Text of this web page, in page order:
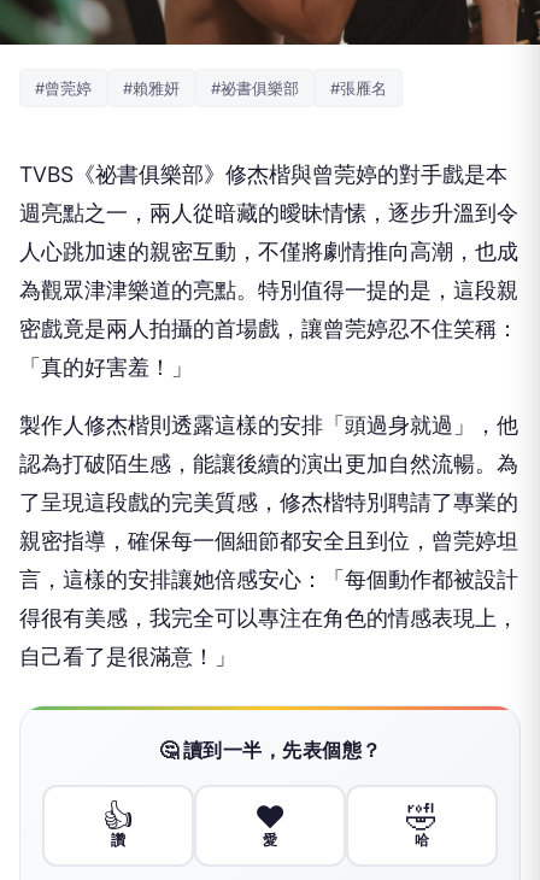
#曾莞婷 #賴雅妍 #祕書俱樂部 #張雁名
TVBS 《祕書俱樂部》修杰楷與曾莞婷的對手戲是本
週亮點之一， 兩人從暗藏的曖昧情愫，逐步升溫到令
人心跳加速的親密互動， 不僅將劇情推向高潮，也成
為觀眾津津樂道的亮點。 特別值得一提的是，這段親
密戲竟是兩人拍攝的首場戲， 讓曾莞婷忍不住笑稱：
「真的好害羞！」
製作人修杰楷則透露這樣的安排「頭過身就過」， 他
認為打破陌生感，能讓後續的演出更加自然流暢。 為
了呈現這段戲的完美質感，修杰楷特別聘請了專業的
親密指導， 確保每一個細節都安全且到位，曾莞婷坦
言， 這樣的安排讓她倍感安心：「每個動作都被設計
得很有美感， 我完全可以專注在角色的情感表現上，
自己看了是很滿意！」
🤔 讀到一半，先表個態？
👍
讚
❤️
愛
🤣
哈